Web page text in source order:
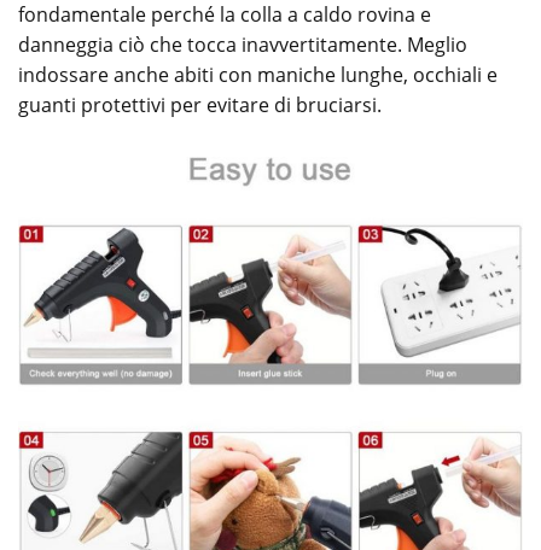
fondamentale perché la colla a caldo rovina e
danneggia ciò che tocca inavvertitamente. Meglio
indossare anche abiti con maniche lunghe, occhiali e
guanti protettivi per evitare di bruciarsi.